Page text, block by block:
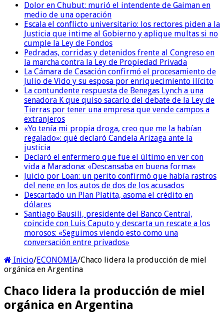
Dolor en Chubut: murió el intendente de Gaiman en
medio de una operación
Escala el conflicto universitario: los rectores piden a la
Justicia que intime al Gobierno y aplique multas si no
cumple la Ley de Fondos
Pedradas, corridas y detenidos frente al Congreso en
la marcha contra la Ley de Propiedad Privada
La Cámara de Casación confirmó el procesamiento de
Julio de Vido y su esposa por enriquecimiento ilícito
La contundente respuesta de Benegas Lynch a una
senadora K que quiso sacarlo del debate de la Ley de
Tierras por tener una empresa que vende campos a
extranjeros
«Yo tenía mi propia droga, creo que me la habían
regalado»: qué declaró Candela Arizaga ante la
justicia
Declaró el enfermero que fue el último en ver con
vida a Maradona: «Descansaba en buena forma»
Juicio por Loan: un perito confirmó que había rastros
del nene en los autos de dos de los acusados
Descartado un Plan Platita, asoma el crédito en
dólares
Santiago Bausili, presidente del Banco Central,
coincide con Luis Caputo y descarta un rescate a los
morosos: «Seguimos viendo esto como una
conversación entre privados»
Inicio/ECONOMIA/Chaco lidera la producción de miel
orgánica en Argentina
Chaco lidera la producción de miel
orgánica en Argentina